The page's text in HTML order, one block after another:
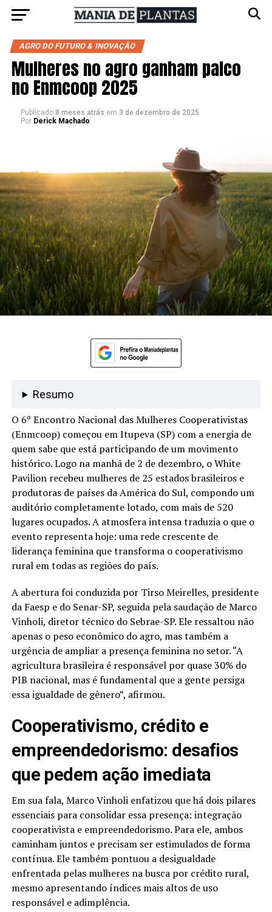
AGRO DO FUTURO & INOVAÇÃO
Mulheres no agro ganham palco
no Enmcoop 2025
Publicado 8 meses atrás em 3 de dezembro de 2025
Por Derick Machado
Resumo
O 6º Encontro Nacional das Mulheres Cooperativistas
(Enmcoop) começou em Itupeva (SP) com a energia de
quem sabe que está participando de um movimento
histórico. Logo na manhã de 2 de dezembro, o White
Pavilion recebeu mulheres de 25 estados brasileiros e
produtoras de países da América do Sul, compondo um
auditório completamente lotado, com mais de 520
lugares ocupados. A atmosfera intensa traduzia o que o
evento representa hoje: uma rede crescente de
liderança feminina que transforma o cooperativismo
rural em todas as regiões do país.
A abertura foi conduzida por Tirso Meirelles, presidente
da Faesp e do Senar-SP, seguida pela saudação de Marco
Vinholi, diretor técnico do Sebrae-SP. Ele ressaltou não
apenas o peso econômico do agro, mas também a
urgência de ampliar a presença feminina no setor. “A
agricultura brasileira é responsável por quase 30% do
PIB nacional, mas é fundamental que a gente persiga
essa igualdade de gênero”, afirmou.
Cooperativismo, crédito e
empreendedorismo: desafios
que pedem ação imediata
Em sua fala, Marco Vinholi enfatizou que há dois pilares
essenciais para consolidar essa presença: integração
cooperativista e empreendedorismo. Para ele, ambos
caminham juntos e precisam ser estimulados de forma
contínua. Ele também pontuou a desigualdade
enfrentada pelas mulheres na busca por crédito rural,
mesmo apresentando índices mais altos de uso
responsável e adimplência.